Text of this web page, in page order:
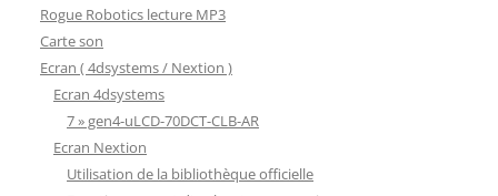
Rogue Robotics lecture MP3
Carte son
Ecran ( 4dsystems / Nextion )
Ecran 4dsystems
7 » gen4-uLCD-70DCT-CLB-AR
Ecran Nextion
Utilisation de la bibliothèque officielle